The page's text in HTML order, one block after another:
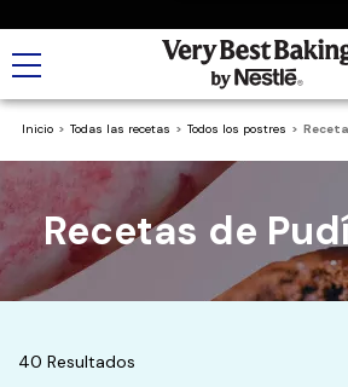
Inicio Todas las recetas Todos los postres
Recetas de
40 Resultados